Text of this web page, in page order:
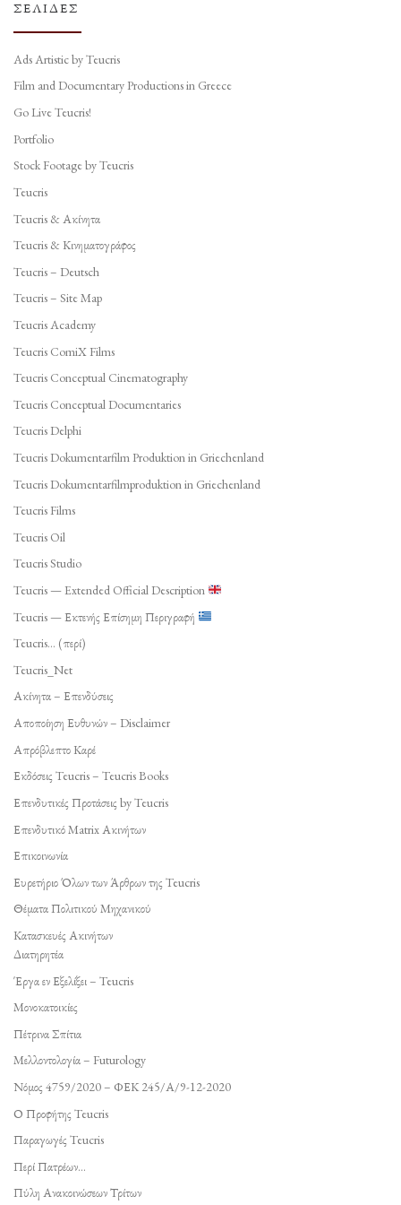
ΣΕΛΊΔΕΣ
Ads Artistic by Teucris
Film and Documentary Productions in Greece
Go Live Teucris!
Portfolio
Stock Footage by Teucris
Teucris
Teucris & Ακίνητα
Teucris & Κινηματογράφος
Teucris – Deutsch
Teucris – Site Map
Teucris Academy
Teucris ComiX Films
Teucris Conceptual Cinematography
Teucris Conceptual Documentaries
Teucris Delphi
Teucris Dokumentarfilm Produktion in Griechenland
Teucris Dokumentarfilmproduktion in Griechenland
Teucris Films
Teucris Oil
Teucris Studio
Teucris — Extended Official Description
Teucris — Εκτενής Επίσημη Περιγραφή
Teucris… (περί)
Teucris_Net
Ακίνητα – Επενδύσεις
Αποποίηση Ευθυνών – Disclaimer
Απρόβλεπτο Καρέ
Εκδόσεις Teucris – Teucris Books
Επενδυτικές Προτάσεις by Teucris
Επενδυτικό Matrix Ακινήτων
Επικοινωνία
Ευρετήριο Όλων των Άρθρων της Teucris
Θέματα Πολιτικού Μηχανικού
Κατασκευές Ακινήτων
Διατηρητέα
Έργα εν Εξελίξει – Teucris
Μονοκατοικίες
Πέτρινα Σπίτια
Μελλοντολογία – Futurology
Νόμος 4759/2020 – ΦΕΚ 245/Α/9-12-2020
Ο Προφήτης Teucris
Παραγωγές Teucris
Περί Πατρέων…
Πύλη Ανακοινώσεων Τρίτων